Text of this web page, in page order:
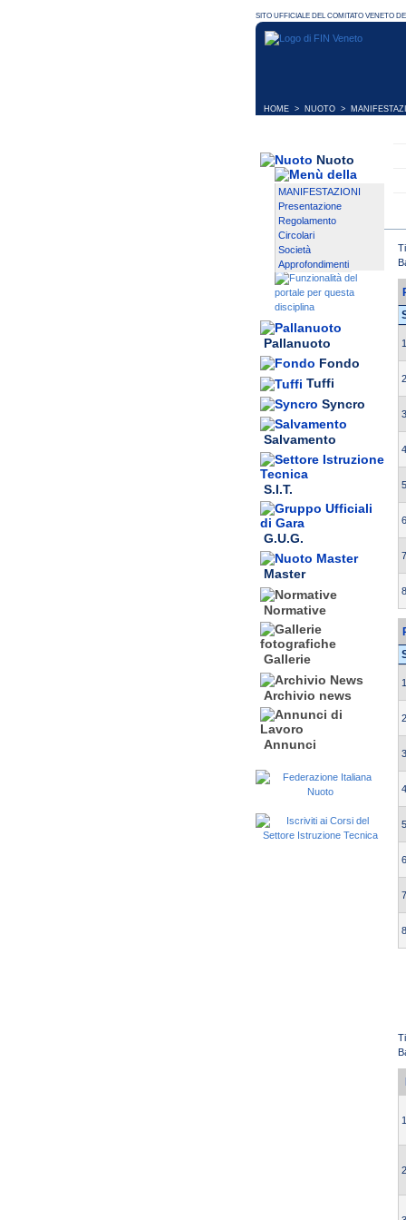
HOME > NUOTO >
Nuoto
MANIFESTAZIONI
Presentazione
Regolamento
Circolari
Società
Approfondimenti
Pallanuoto
Fondo
Tuffi
Syncro
Salvamento
S.I.T.
G.U.G.
Master
Normative
Gallerie
Archivio news
Annunci